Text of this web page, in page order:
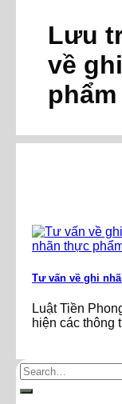
Lưu
về
phẩm
Tư vấn về ghi
Luật Tiền
hiện các thông